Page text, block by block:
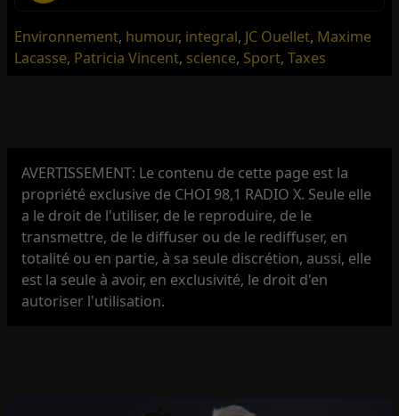
Environnement, humour, integral, JC Ouellet, Maxime
Lacasse, Patricia Vincent, science, Sport,Taxes
AVERTISSEMENT: Le contenu de cette page est la
propriété exclusive de CHOI 98,1 RADIO X. Seule elle
a le droit de l'utiliser, de le reproduire, de le
transmettre, de le diffuser ou de le rediffuser, en
totalité ou en partie, à sa seule discrétion, aussi, elle
est la seule à avoir, en exclusivité, le droit d'en
autoriser l'utilisation.